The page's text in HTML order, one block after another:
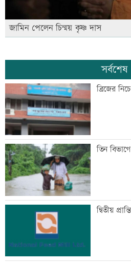
জামিন পেলেন চিন্ময় কৃষ্ণ দাস
সর্বশেষ
ব্রিজের
তিন
দ্বিতীয়